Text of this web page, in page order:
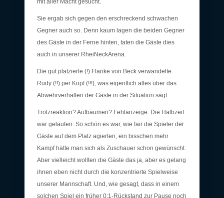
mit aller Macht gesucht.
Sie ergab sich gegen den erschreckend schwachen
Gegner auch so. Denn kaum lagen die beiden Gegner
des Gäste in der Ferne hinten, taten die Gäste dies
auch in unserer RheiNeckArena.
Die gut platzierte (!) Flanke von Beck verwandelte
Rudy (!!) per Kopf (!!!), was eigentlich alles über das
Abwehrverhalten der Gäste in der Situation sagt.
Trotzreaktion? Aufbäumen? Fehlanzeige. Die Halbzeit
war gelaufen. So schön es war, wie fair die Spieler der
Gäste auf dem Platz agierten, ein bisschen mehr
Kampf hätte man sich als Zuschauer schon gewünscht.
Aber vielleicht wollten die Gäste das ja, aber es gelang
ihnen eben nicht durch die konzentrierte Spielweise
unserer Mannschaft. Und, wie gesagt, dass in einem
solchen Spiel ein früher 0:1-Rückstand zur Pause noch